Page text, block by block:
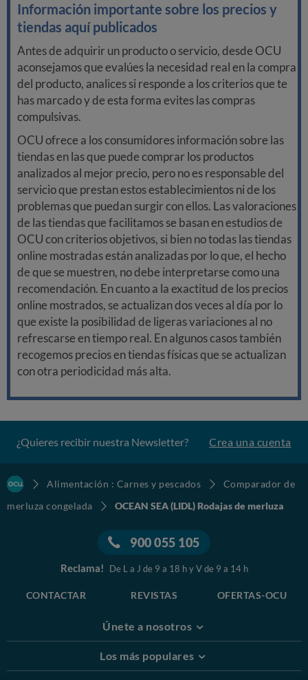
Información importante sobre los precios y
tiendas aquí publicados
Antes de adquirir un producto o servicio, desde OCU
aconsejamos que evalúes la necesidad real en la compra
del producto, analices si responde a los criterios que te
has marcado y de esta forma evites las compras
compulsivas.
OCU ofrece a los consumidores información sobre las
tiendas en las que puede comprar los productos
analizados al mejor precio, pero no es responsable del
servicio que prestan estos establecimientos ni de los
problemas que puedan surgir con ellos. Las valoraciones
de las tiendas que facilitamos se basan en estudios de
OCU con criterios objetivos, si bien no todas las tiendas
online mostradas están analizadas por lo que, el hecho
de que se muestren, no debe interpretarse como una
recomendación. En cuanto a la exactitud de los precios
online mostrados, se actualizan dos veces al día por lo
que existe la posibilidad de ligeras variaciones al no
refrescarse en tiempo real. En algunos casos también
recogemos precios en tiendas físicas que se actualizan
con otra periodicidad más alta.
¿Quieres recibir nuestra Newsletter? Crea una cuenta
Alimentación : Carnes y pescados
Comparador de
merluza congelada
OCEAN SEA (LIDL) Rodajas de merluza
900 055 105
Reclama! De L a J de 9 a 18 h y V de 9 a 14 h
CONTACTAR REVISTAS OFERTAS-OCU
Únete a nosotros
Los más populares